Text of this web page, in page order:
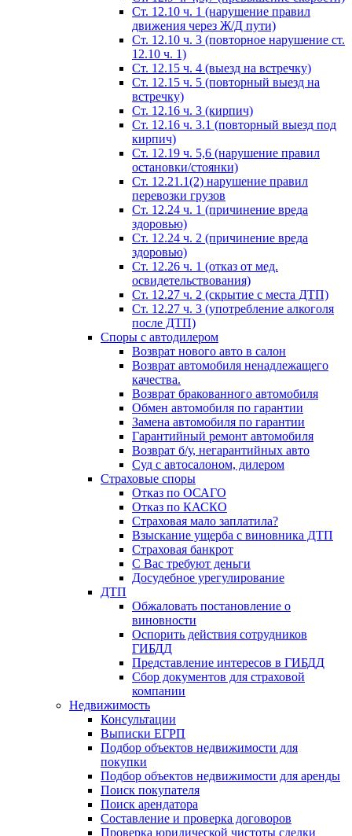
Ст. 12.10 ч. 1 (нарушение правил
движения через Ж/Д пути)
Ст. 12.10 ч. 3 (повторное нарушение ст.
12.10 ч. 1)
Ст. 12.15 ч. 4 (выезд на встречку)
Ст. 12.15 ч. 5 (повторный выезд на
встречку)
Ст. 12.16 ч. 3 (кирпич)
Ст. 12.16 ч. 3.1 (повторный выезд под
кирпич)
Ст. 12.19 ч. 5,6 (нарушение правил
остановки/стоянки)
Ст. 12.21.1(2) нарушение правил
перевозки грузов
Ст. 12.24 ч. 1 (причинение вреда
здоровью)
Ст. 12.24 ч. 2 (причинение вреда
здоровью)
Ст. 12.26 ч. 1 (отказ от мед.
освидетельствования)
Ст. 12.27 ч. 2 (скрытие с места ДТП)
Ст. 12.27 ч. 3 (употребление алкоголя
после ДТП)
Споры с автодилером
Возврат нового авто в салон
Возврат автомобиля ненадлежащего
качества.
Возврат бракованного автомобиля
Обмен автомобиля по гарантии
Замена автомобиля по гарантии
Гарантийный ремонт автомобиля
Возврат б/у, негарантийных авто
Суд с автосалоном, дилером
Страховые споры
Отказ по ОСАГО
Отказ по КАСКО
Страховая мало заплатила?
Взыскание ущерба с виновника ДТП
Страховая банкрот
С Вас требуют деньги
Досудебное урегулирование
ДТП
Обжаловать постановление о
виновности
Оспорить действия сотрудников
ГИБДД
Представление интересов в ГИБДД
Сбор документов для страховой
компании
Недвижимость
Консультации
Выписки ЕГРП
Подбор объектов недвижимости для
покупки
Подбор объектов недвижимости для аренды
Поиск покупателя
Поиск арендатора
Составление и проверка договоров
Проверка юридической чистоты сделки